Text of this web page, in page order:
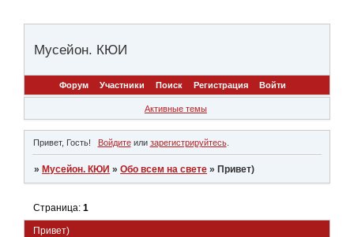
Мусейон. КЮИ
Форум Участники Поиск Регистрация Войти
Активные темы
Привет, Гость! Войдитеили зарегистрируйтесь.
» Мусейон. КЮИ »Обо всем на свете » Привет)
Привет)
Страница:1